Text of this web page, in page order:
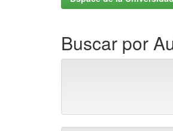
Buscar por